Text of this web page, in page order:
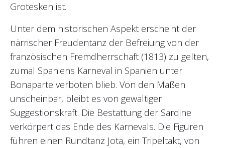
Grotesken ist.
Unter dem historischen Aspekt erscheint der
närrischer Freudentanz der Befreiung von der
französischen Fremdherrschaft (1813) zu gelten,
zumal Spaniens Karneval in Spanien unter
Bonaparte verboten blieb. Von den Maßen
unscheinbar, bleibt es von gewaltiger
Suggestionskraft. Die Bestattung der Sardine
verkörpert das Ende des Karnevals. Die Figuren
führen einen Rundtanz Jota, ein Tripeltakt, von